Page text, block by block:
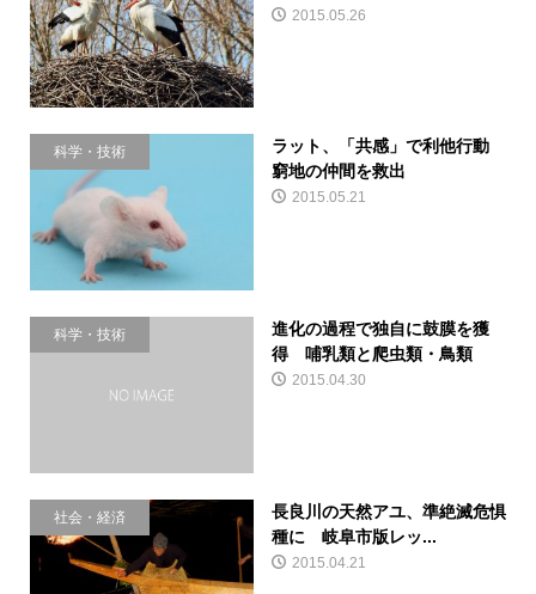
2015.05.26
科学・技術
ラット、「共感」で利他行動
窮地の仲間を救出
2015.05.21
科学・技術
進化の過程で独自に鼓膜を獲
得 哺乳類と爬虫類・鳥類
2015.04.30
社会・経済
長良川の天然アユ、準絶滅危惧
種に 岐阜市版レッ...
2015.04.21